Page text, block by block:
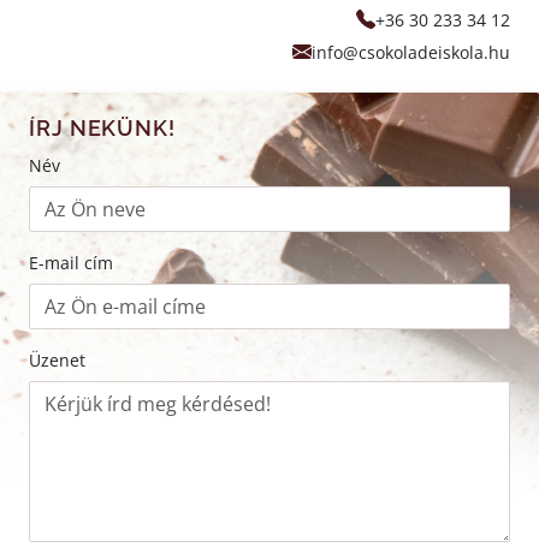
+36 30 233 34 12
info@csokoladeiskola.hu
ÍRJ NEKÜNK!
Név
E-mail cím
Üzenet